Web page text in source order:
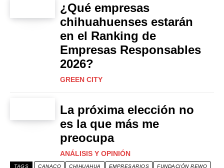
¿Qué empresas
chihuahuenses estarán
en el Ranking de
Empresas Responsables
2026?
GREEN CITY
La próxima elección no
es la que más me
preocupa
ANÁLISIS Y OPINIÓN
TAGS CANACO CHIHUAHUA EMPRESARIOS FUNDACIÓN REWO